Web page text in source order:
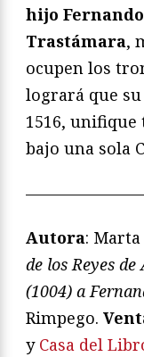
hijo
Trastámara,
ocupen los
logrará que
1516, unifique
bajo una sola
Autora:
de los Reyes
(1004) a
Rimpego. V
y Casa del